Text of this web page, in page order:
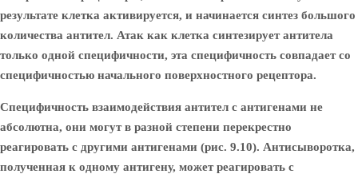
результате клетка активируется, и начинается синтез большого
количества антител. Атак как клетка синтезирует антитела
только одной специфичности, эта специфичность совпадает со
специфичностью начального поверхностного рецептора.
Специфичность взаимодействия антител с антигенами не
абсолютна, они могут в разной степени перекрестно
реагировать с другими антигенами (рис. 9.10). Антисыворотка,
полученная к одному антигену, может реагировать с